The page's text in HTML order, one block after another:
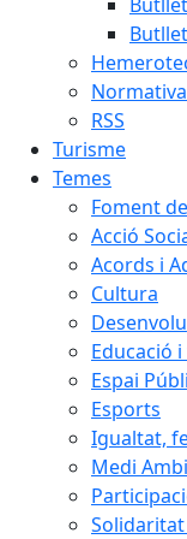
RSS
Turisme
Temes
Foment
Acció
Acords i
Cultura
Educació
Espai
Esports
Igualtat,
Medi